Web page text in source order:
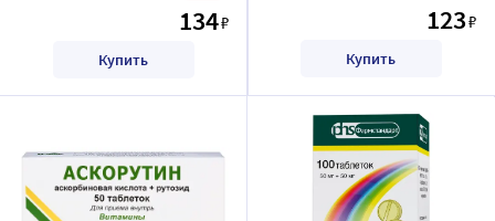
134₽
Купить
123₽
Купить